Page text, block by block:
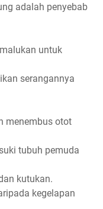
adalah penyebab
untuk
serangannya
menembus otot
tubuh pemuda
kutukan.
kegelapan